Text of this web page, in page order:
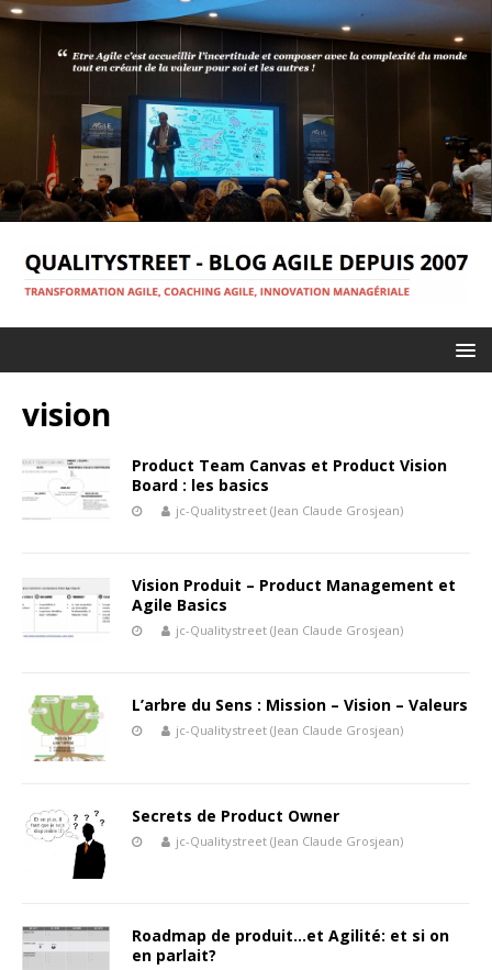
vision
Product Team Canvas et Product Vision
Board : les basics
jc-Qualitystreet (Jean Claude Grosjean)
Vision Produit – Product Management et
Agile Basics
jc-Qualitystreet (Jean Claude Grosjean)
L’arbre du Sens : Mission – Vision – Valeurs
jc-Qualitystreet (Jean Claude Grosjean)
Secrets de Product Owner
jc-Qualitystreet (Jean Claude Grosjean)
Roadmap de produit…et Agilité: et si on
en parlait?